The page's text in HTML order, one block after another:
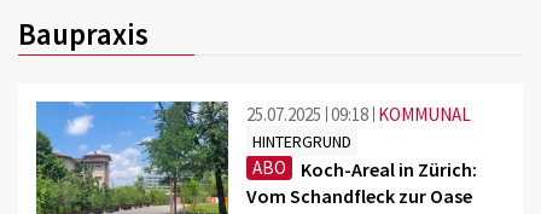
Baupraxis
25.07.2025 09:18 KOMMUNAL
HINTERGRUND
ABO
Koch-Areal in Zürich:
Vom Schandfleck zur Oase